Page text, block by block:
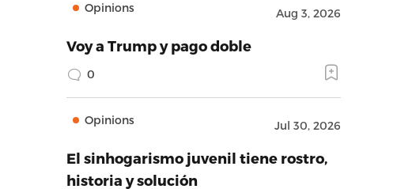
Opinions Aug 3, 2026
Voy a Trump y pago doble
0
Opinions Jul 30, 2026
El sinhogarismo juvenil tiene rostro,
historia y solución